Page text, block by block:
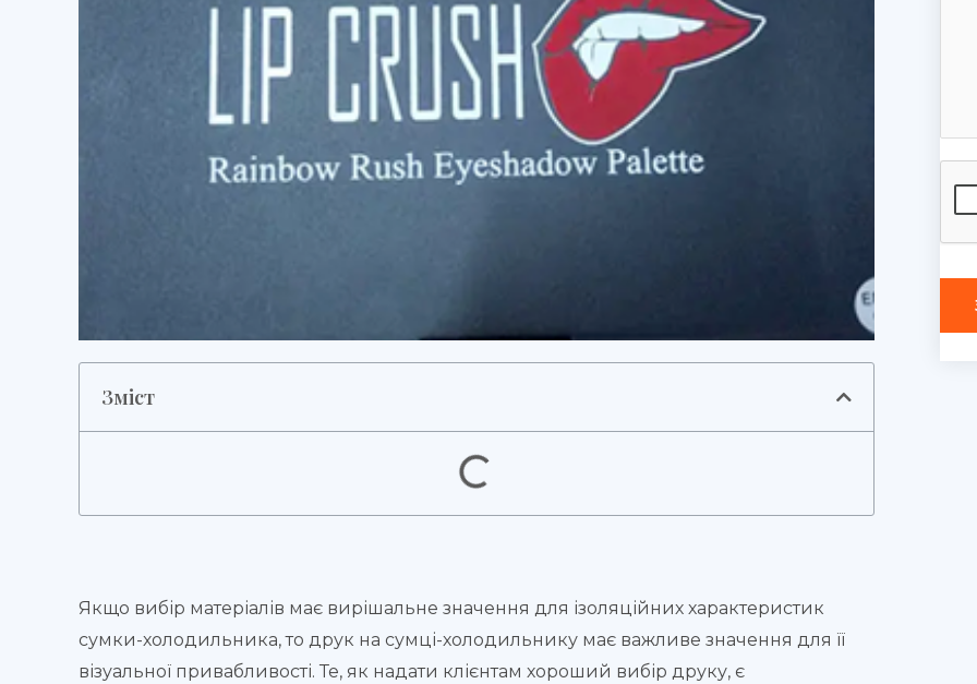
Зміст
Якщо вибір матеріалів має вирішальне значення для ізоляційних характеристик
сумки-холодильника, то друк на сумці-холодильнику має важливе значення для її
візуальної привабливості. Те, як надати клієнтам хороший вибір друку, є